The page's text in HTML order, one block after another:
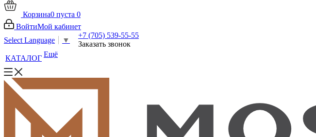
Корзина0 пуста 0
ВойтиМой кабинет
Select Language
▼
+7 (705) 539-55-55
Заказать звонок
КАТАЛОГ Ещё